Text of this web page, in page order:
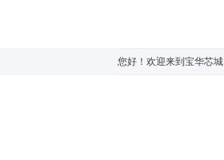
您好！欢迎来到宝华芯城